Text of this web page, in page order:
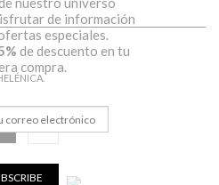
de información
especiales.
de descuento en tu
compra.